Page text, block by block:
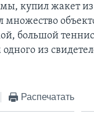
купил жакет
множество
большой
из
Распечатать